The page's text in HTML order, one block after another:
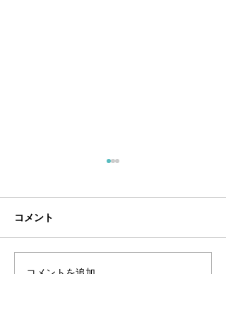
・7/5（日）・7/12（日）・
7/20（月）・7/26（日）
コメント
コメントを追加…